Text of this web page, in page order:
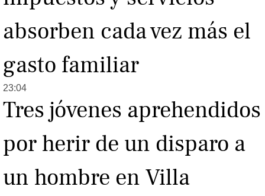
absorben cada vez más el
gasto familiar
23:04
Tres jóvenes aprehendidos
por herir de un disparo a
un hombre en Villa